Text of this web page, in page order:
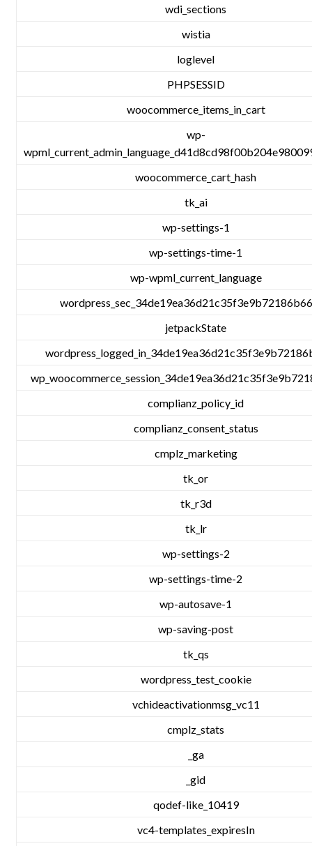
wdi_sections
wistia
loglevel
PHPSESSID
woocommerce_items_in_cart
wp-
woocommerce_cart_hash
tk_ai
wp-settings-1
wp-settings-time-1
wp-wpml_current_language
jetpackState
complianz_policy_id
complianz_consent_status
cmplz_marketing
tk_or
tk_r3d
tk_lr
wp-settings-2
wp-settings-time-2
wp-autosave-1
wp-saving-post
tk_qs
wordpress_test_cookie
vchideactivationmsg_vc11
cmplz_stats
_ga
_gid
qodef-like_10419
vc4-templates_expiresIn